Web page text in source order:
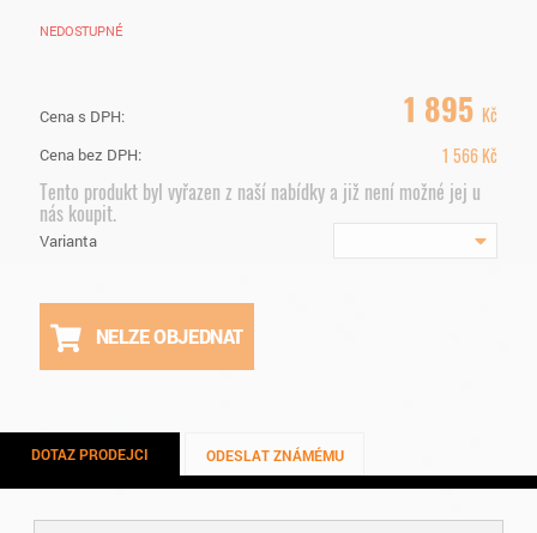
NEDOSTUPNÉ
Cena s DPH: 1 895 Kč
Cena bez DPH: 1 566Kč
Tento produkt byl vyřazen z naší nabídky a již není možné jej u
nás koupit.
Varianta
NELZE OBJEDNAT
DOTAZ PRODEJCI ODESLAT ZNÁMÉMU